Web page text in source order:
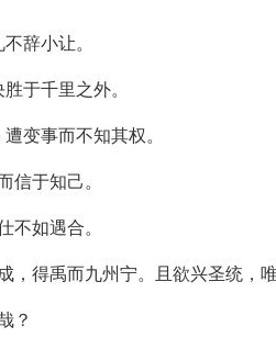
辞小让。
于千里之外。
变事而不知其权。
信于知己。
不如遇合。
，得禹而九州宁。且欲兴圣统，
？